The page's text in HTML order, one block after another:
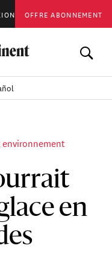
OFFRE ABONNEMENT
environnement
en